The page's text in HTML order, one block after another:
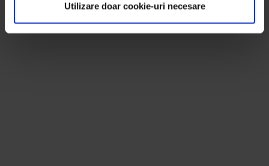
Utilizare doar cookie-uri necesare